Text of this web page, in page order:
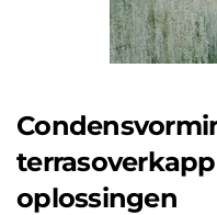
oplossingen